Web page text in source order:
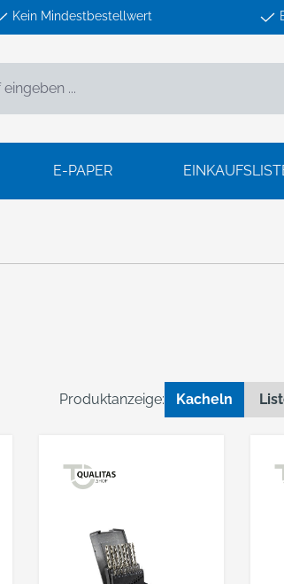
Kein Mindestbestellwert
E-PAPER
Produktanzeige: Kacheln